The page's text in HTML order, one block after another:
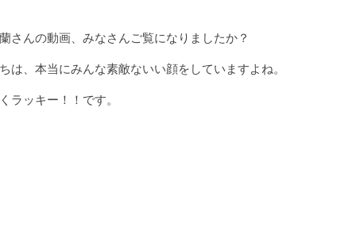
さんの動画、 みなさんご覧になりましたか？
は、 本当にみんな素敵ないい顔をしていますよね。
ラッキー！！ です。